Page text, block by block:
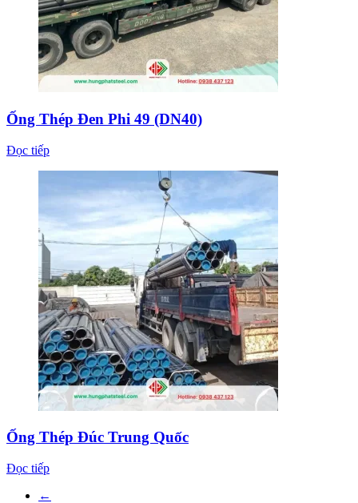
Ống Thép Đen Phi 49 (DN40)
Đọc tiếp
Ống Thép Đúc Trung Quốc
Đọc tiếp
←